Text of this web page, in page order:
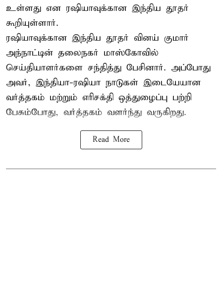
உள்ளது என ரஷியாவுக்கான இந்திய தூதர்
கூறியுள்ளார்.
ரஷியாவுக்கான இந்திய தூதர் வினய் குமார்
அந்நாட்டின் தலைநகர் மாஸ்கோவில்
செய்தியாளர்களை சந்தித்து பேசினார். அப்போது
அவர், இந்தியா-ரஷியா நாடுகள் இடையேயான
வர்த்தகம் மற்றும் எரிசக்தி ஒத்துழைப்பு பற்றி
பேசும்போது, வர்த்தகம் வளர்ந்து வருகிறது.
Read More